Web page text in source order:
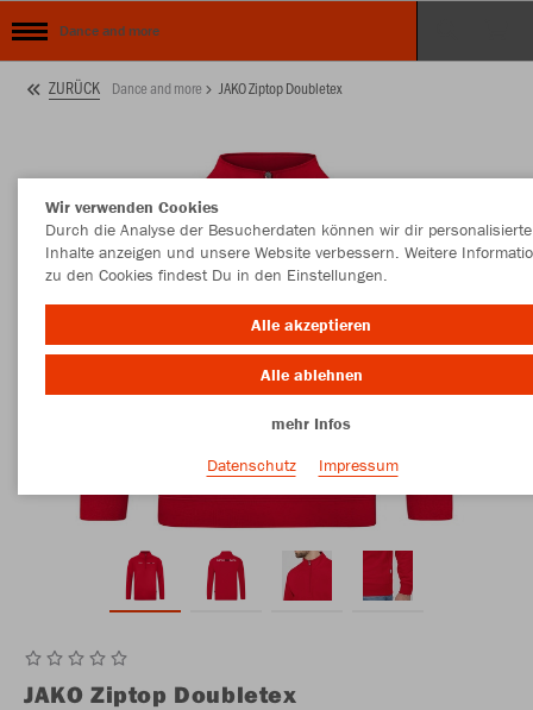
Dance and more
ZURÜCK Dance and more JAKO Ziptop Doubletex
JAKO Ziptop Doubletex
Wir verwenden Cookies
Durch die Analyse der Besucherdaten können wir dir personalisierte
Inhalte anzeigen und unsere Website verbessern. Weitere
zu den Cookies findest Du in den Einstellungen.
Alle akzeptieren
Alle ablehnen
mehr Infos
Datenschutz
Impressum